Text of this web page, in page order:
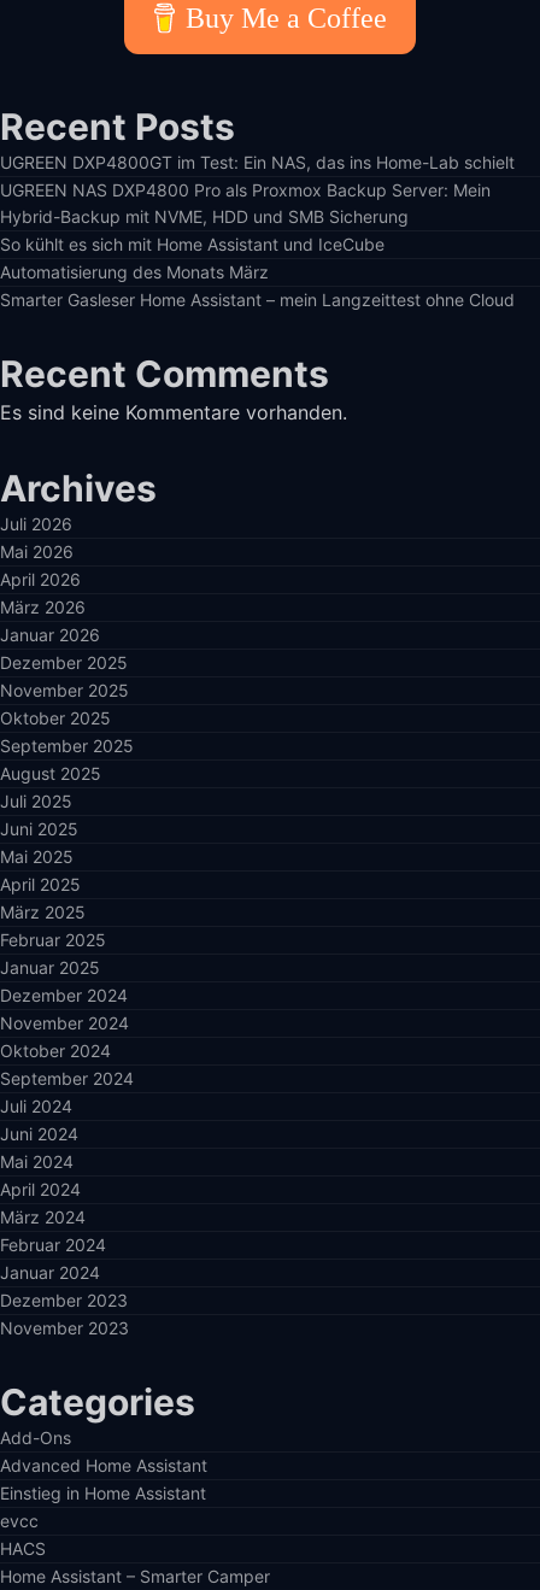
Buy Me a Coffee
Recent Posts
UGREEN DXP4800GT im Test: Ein NAS, das ins Home-Lab schielt
UGREEN NAS DXP4800 Pro als Proxmox Backup Server: Mein
Hybrid-Backup mit NVME, HDD und SMB Sicherung
So kühlt es sich mit Home Assistant und IceCube
Automatisierung des Monats März
Smarter Gasleser Home Assistant – mein Langzeittest ohne Cloud
Recent Comments
Es sind keine Kommentare vorhanden.
Archives
Juli 2026
Mai 2026
April 2026
März 2026
Januar 2026
Dezember 2025
November 2025
Oktober 2025
September 2025
August 2025
Juli 2025
Juni 2025
Mai 2025
April 2025
März 2025
Februar 2025
Januar 2025
Dezember 2024
November 2024
Oktober 2024
September 2024
Juli 2024
Juni 2024
Mai 2024
April 2024
März 2024
Februar 2024
Januar 2024
Dezember 2023
November 2023
Categories
Add-Ons
Advanced Home Assistant
Einstieg in Home Assistant
evcc
HACS
Home Assistant – Smarter Camper